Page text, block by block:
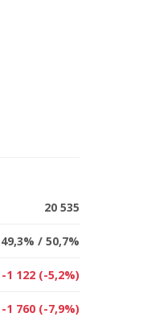
20 535
49,3% / 50,7%
-1 122 (-5,2%)
-1 760 (-7,9%)